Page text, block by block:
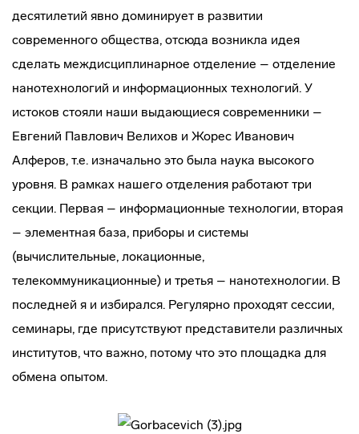
десятилетий явно доминирует в развитии
современного общества, отсюда возникла идея
сделать междисциплинарное отделение – отделение
нанотехнологий и информационных технологий. У
истоков стояли наши выдающиеся современники –
Евгений Павлович Велихов и Жорес Иванович
Алферов, т.е. изначально это была наука высокого
уровня. В рамках нашего отделения работают три
секции. Первая – информационные технологии, вторая
– элементная база, приборы и системы
(вычислительные, локационные,
телекоммуникационные) и третья – нанотехнологии. В
последней я и избирался. Регулярно проходят сессии,
семинары, где присутствуют представители различных
институтов, что важно, потому что это площадка для
обмена опытом.